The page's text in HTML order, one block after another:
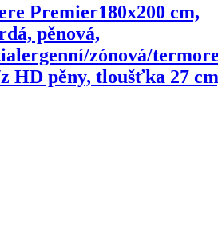
Premier180x200 cm,
pěnová,
zónová/
HD pěny, tloušťka 27